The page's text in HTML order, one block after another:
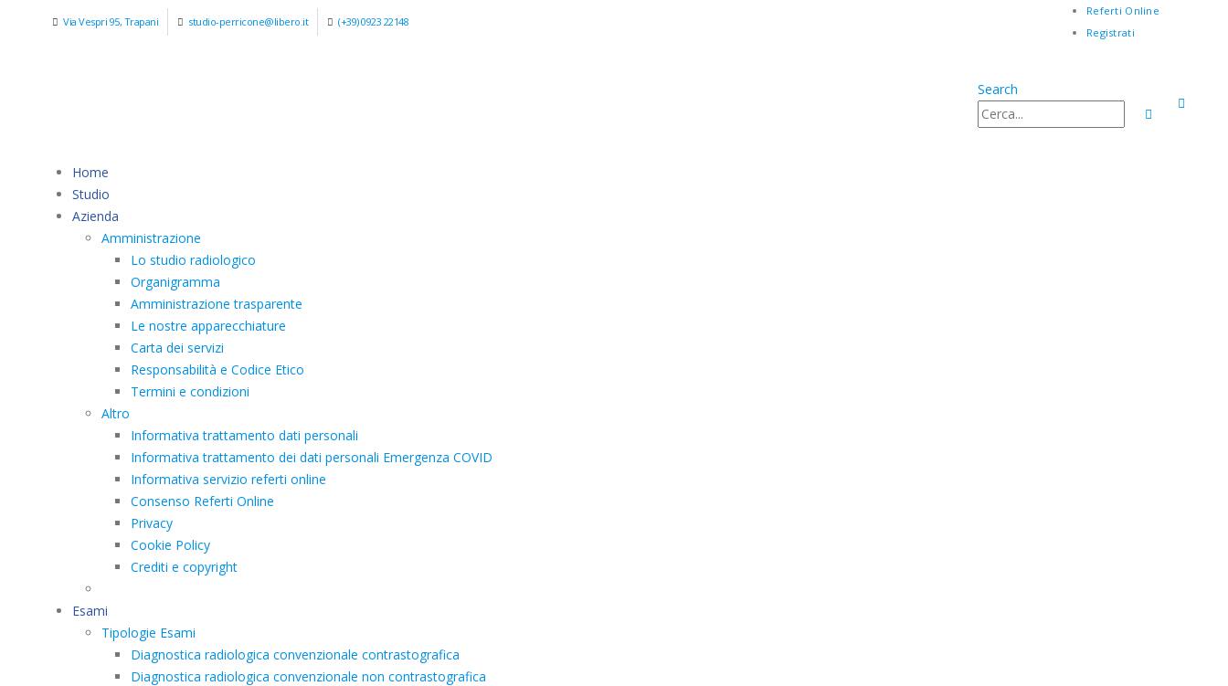
Via Vespri 95, Trapani studio-perricone@libero.it (+39) 0923 22148
Referti Online
Registrati
Search
Home
Studio
Azienda
Amministrazione
Lo studio radiologico
Organigramma
Amministrazione trasparente
Le nostre apparecchiature
Carta dei servizi
Responsabilità e Codice Etico
Termini e condizioni
Altro
Informativa trattamento dati personali
Informativa trattamento dei dati personali Emergenza COVID
Informativa servizio referti online
Consenso Referti Online
Privacy
Cookie Policy
Crediti e copyright
Esami
Tipologie Esami
Diagnostica radiologica convenzionale contrastografica
Diagnostica radiologica convenzionale non contrastografica